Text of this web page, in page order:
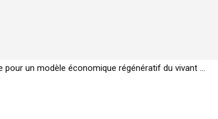
pour un modèle économique régénératif du vivant …
de la biodiversité » appelle les entreprises à devenir des